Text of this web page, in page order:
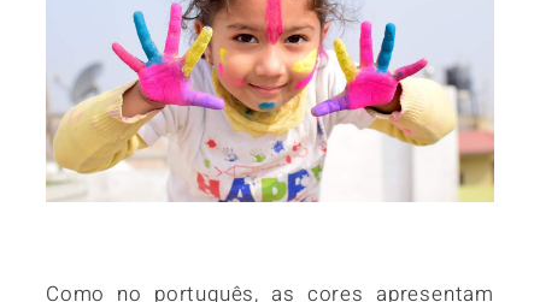
Como no português, as cores apresentam